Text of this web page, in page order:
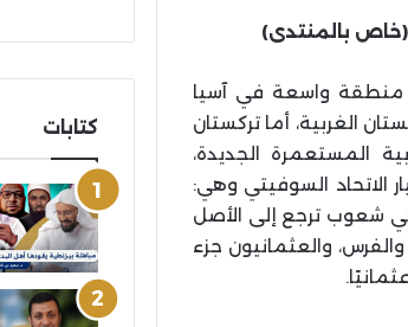
(خاص بالمنتدى)
منطقة واسعة في آسيا
الغربية، أما تركستان
المستعمرة الجديدة،
الاتحاد السوفيتي وهي:
شعوب ترجع إلى الأصل
والعثمانيون جزء
كتابات